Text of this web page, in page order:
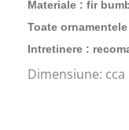
Materiale : fir
Toate
Intretinere :
Dimensiune: cca